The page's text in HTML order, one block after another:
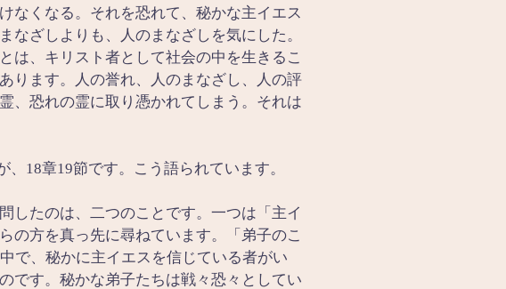
なくなる。それを恐れて、秘かな主イエス
ざしよりも、人のまなざしを気にした。
は、キリスト者として社会の中を生きるこ
ります。人の誉れ、人のまなざし、人の評
、恐れの霊に取り憑かれてしまう。それは
18章19節です。こう語られています。
したのは、二つのことです。一つは「主イ
の方を真っ先に尋ねています。「弟子のこ
で、秘かに主イエスを信じている者がい
です。秘かな弟子たちは戦々恐々としてい